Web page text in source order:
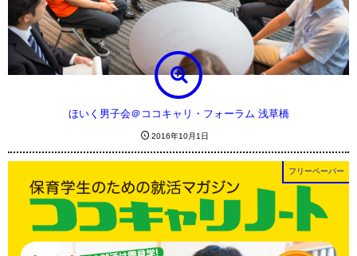
ほいく男子会＠ココキャリ・フォーラム 浅草橋
2016年10月1日
フリーペーパー